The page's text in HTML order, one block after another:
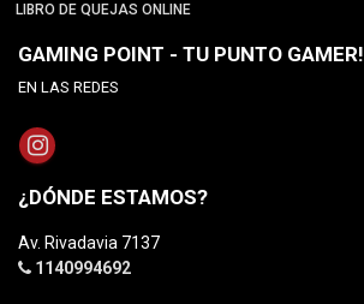
LIBRO DE QUEJAS ONLINE
GAMING POINT - TU PUNTO GAMER!
EN LAS REDES
¿DÓNDE ESTAMOS?
Av. Rivadavia 7137
1140994692